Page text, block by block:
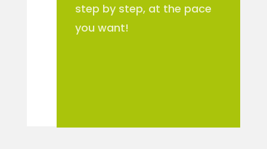
step by step, at the pace
you want!